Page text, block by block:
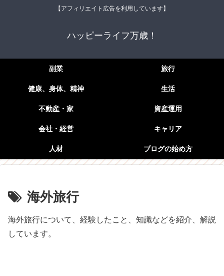
【アフィリエイト広告を利用しています】
ハッピーライフ万歳！
副業 旅行
健康、身体、精神 生活
不動産・家 資産運用
会社・経営 キャリア
人材 ブログの始め方
海外旅行
海外旅行について、経験したこと、知識などを紹介、解説
しています。